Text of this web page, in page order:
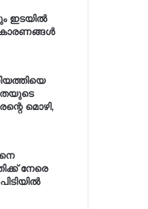
ഇടയിൽ
കാരണങ്ങള്‍
മൊഴി,
നേരെ